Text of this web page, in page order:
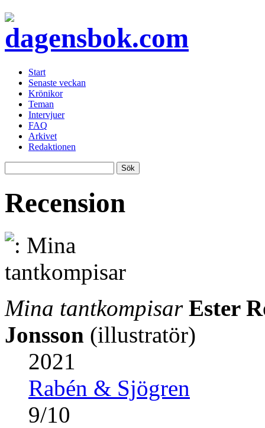
Start
Senaste veckan
Krönikor
Teman
Intervjuer
FAQ
Arkivet
Redaktionen
Recension
Mina tantkompisar Ester
Jonsson (illustratör)
2021
Rabén & Sjögren
9/10